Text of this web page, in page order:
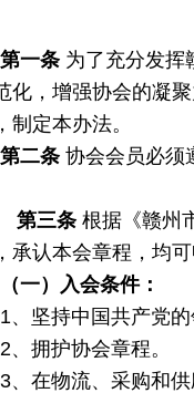
第一条 为了充分发挥
化，增强协会的凝
制定本办法。
第二条 协会会员必须
第三条 根据《赣州
承认本会章程，均
（一）入会条件：
1、坚持中国共产党
2、拥护协会章程。
3、在物流、采购和